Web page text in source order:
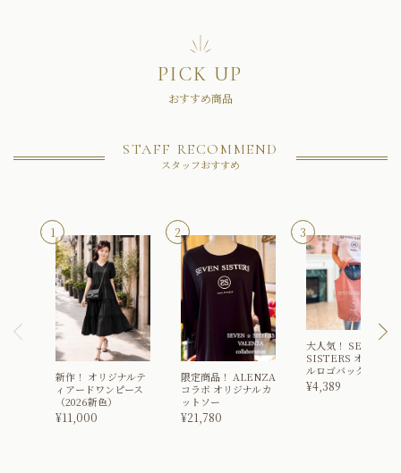
PICK UP
おすすめ商品
STAFF RECOMMEND
スタッフおすすめ
新作！ オリジナルテ
ィアードワンピース
（2026新色）
¥11,000
限定商品！ ALENZA
コラボ オリジナルカ
ットソー
¥21,780
大人気！ SEVEN
SISTERS オリジナ
ルロゴバッグ
¥4,389